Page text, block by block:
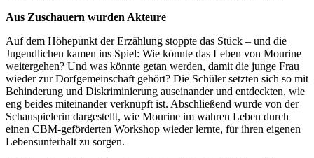
Aus Zuschauern wurden Akteure
Auf dem Höhepunkt der Erzählung stoppte das Stück – und die
Jugendlichen kamen ins Spiel: Wie könnte das Leben von Mourine
weitergehen? Und was könnte getan werden, damit die junge Frau
wieder zur Dorfgemeinschaft gehört? Die Schüler setzten sich so mit
Behinderung und Diskriminierung auseinander und entdeckten, wie
eng beides miteinander verknüpft ist. Abschließend wurde von der
Schauspielerin dargestellt, wie Mourine im wahren Leben durch
einen CBM-geförderten Workshop wieder lernte, für ihren eigenen
Lebensunterhalt zu sorgen.